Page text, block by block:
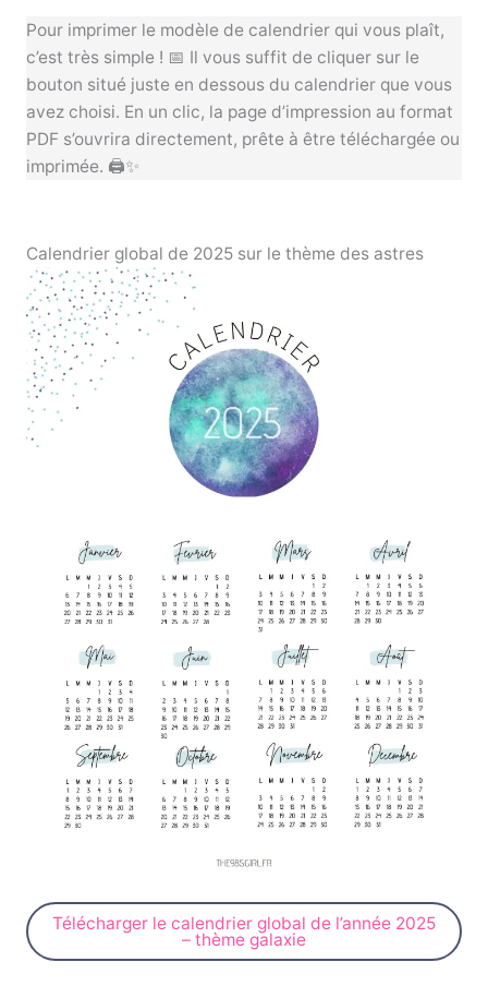
Pour imprimer le modèle de calendrier qui vous plaît,
c’est très simple ! 📅 Il vous suffit de cliquer sur le
bouton situé juste en dessous du calendrier que vous
avez choisi. En un clic, la page d’impression au format
PDF s’ouvrira directement, prête à être téléchargée ou
imprimée. 🖨️✨
Calendrier global de 2025 sur le thème des astres
Télécharger le calendrier global de l’année 2025
– thème galaxie